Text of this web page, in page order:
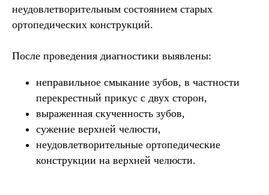
неудовлетворительным состоянием старых
ортопедических конструкций.
После проведения диагностики выявлены:
неправильное смыкание зубов, в частности
перекрестный прикус с двух сторон,
выраженная скученность зубов,
сужение верхней челюсти,
неудовлетворительные ортопедические
конструкции на верхней челюсти.